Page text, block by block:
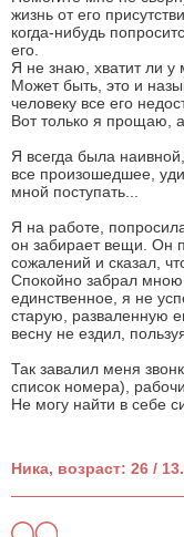
жизнь от его
когда-нибудь
его.
Я не знаю, хватит ли у
Может быть, это и
человеку все его
Вот только я прощаю,
Я всегда была
все произошедшее,
мной поступать...
Я на работе,
он забирает вещи. Он
сожалений и сказал,
Спокойно забрал
единственное, я не
старую, разваленную
весну не ездил,
Так завалил меня
список номера),
Не могу найти в себе
Ника, возраст: 26 /